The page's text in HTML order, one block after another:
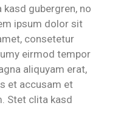
gubergren, no
ipsum dolor sit
consetetur
eirmod tempor
aliquyam erat,
et accusam et
Stet clita kasd